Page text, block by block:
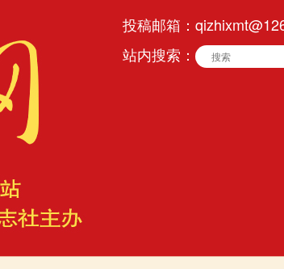
投稿邮箱：
站内搜索：